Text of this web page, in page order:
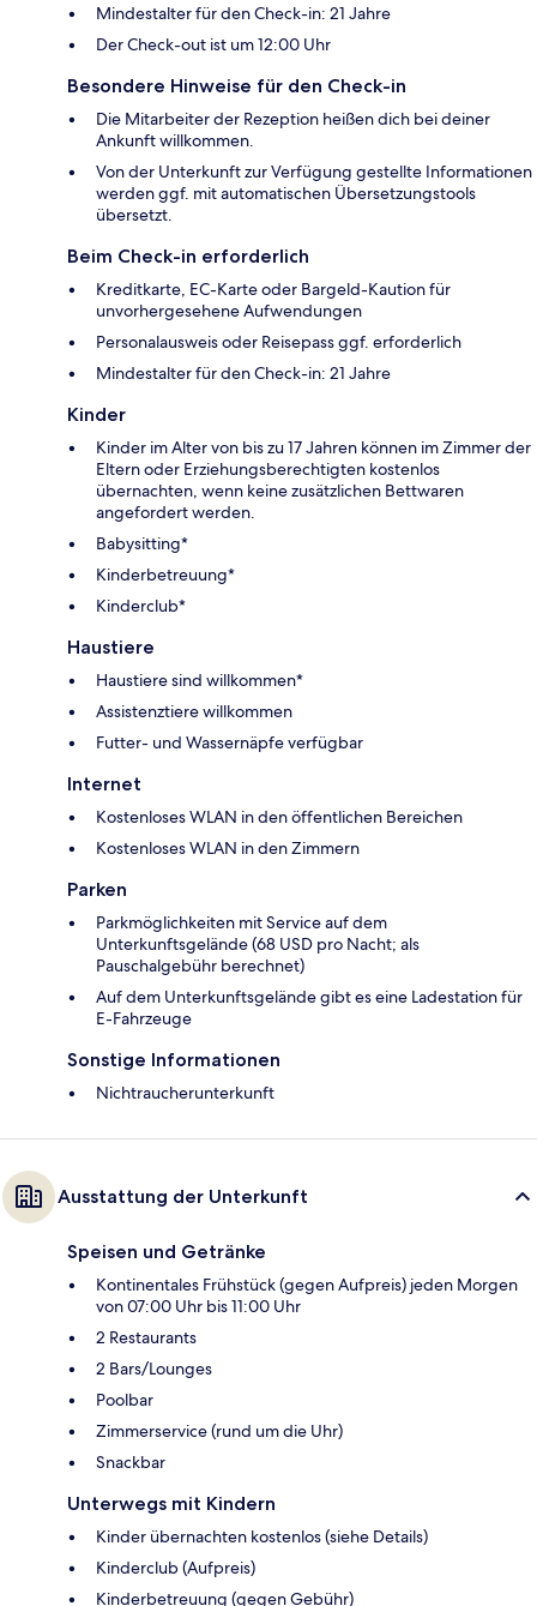
Mindestalter für den Check-in: 21 Jahre
Der Check-out ist um 12:00 Uhr
Besondere Hinweise für den Check-in
Die Mitarbeiter der Rezeption heißen dich bei deiner
Ankunft willkommen.
Von der Unterkunft zur Verfügung gestellte Informationen
werden ggf. mit automatischen Übersetzungstools
übersetzt.
Beim Check-in erforderlich
Kreditkarte, EC-Karte oder Bargeld-Kaution für
unvorhergesehene Aufwendungen
Personalausweis oder Reisepass ggf. erforderlich
Mindestalter für den Check-in: 21 Jahre
Kinder
Kinder im Alter von bis zu 17 Jahren können im Zimmer der
Eltern oder Erziehungsberechtigten kostenlos
übernachten, wenn keine zusätzlichen Bettwaren
angefordert werden.
Babysitting*
Kinderbetreuung*
Kinderclub*
Haustiere
Haustiere sind willkommen*
Assistenztiere willkommen
Futter- und Wassernäpfe verfügbar
Internet
Kostenloses WLAN in den öffentlichen Bereichen
Kostenloses WLAN in den Zimmern
Parken
Parkmöglichkeiten mit Service auf dem
Unterkunftsgelände (68 USD pro Nacht; als
Pauschalgebühr berechnet)
Auf dem Unterkunftsgelände gibt es eine Ladestation für
E-Fahrzeuge
Sonstige Informationen
Nichtraucherunterkunft
Ausstattung der Unterkunft
Speisen und Getränke
Kontinentales Frühstück (gegen Aufpreis) jeden Morgen
von 07:00 Uhr bis 11:00 Uhr
2 Restaurants
2 Bars/Lounges
Poolbar
Zimmerservice (rund um die Uhr)
Snackbar
Unterwegs mit Kindern
Kinder übernachten kostenlos (siehe Details)
Kinderclub (Aufpreis)
Kinderbetreuung (gegen Gebühr)